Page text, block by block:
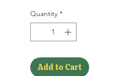
Quantity *
Add to Cart